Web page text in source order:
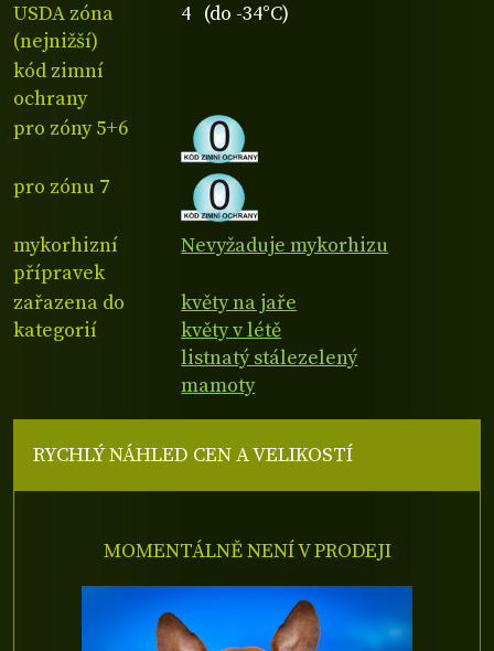
USDA zóna
(nejnižší)
4 (do -34°C)
kód zimní
ochrany
pro zóny 5+6
pro zónu 7
mykorhizní
přípravek
Nevyžaduje mykorhizu
zařazena do
kategorií
květy na jaře
květy v létě
listnatý stálezelený
mamoty
RYCHLÝ NÁHLED CEN A VELIKOSTÍ
MOMENTÁLNĚ NENÍ V PRODEJI